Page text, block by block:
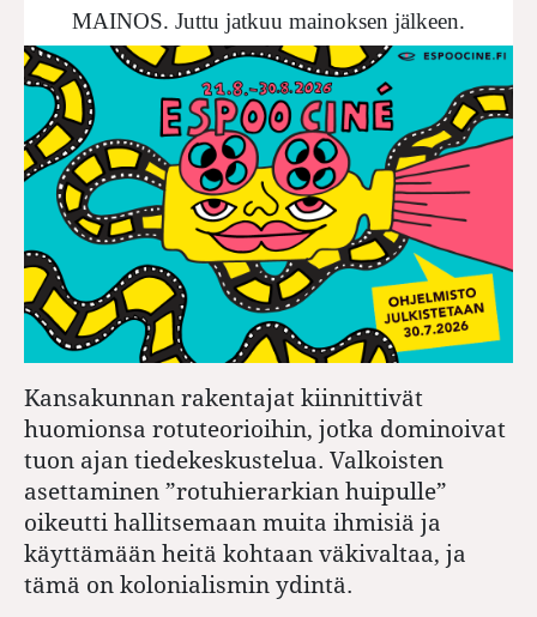
MAINOS. Juttu jatkuu mainoksen jälkeen.
Kansakunnan rakentajat kiinnittivät
huomionsa rotuteorioihin, jotka dominoivat
tuon ajan tiedekeskustelua. Valkoisten
asettaminen ”rotuhierarkian huipulle”
oikeutti hallitsemaan muita ihmisiä ja
käyttämään heitä kohtaan väkivaltaa, ja
tämä on kolonialismin ydintä.